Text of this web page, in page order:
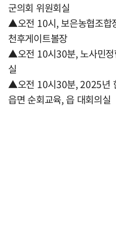
군의회 위원회실
▲오전 10시, 보은농협조합
천후게이트볼장
▲오전 10시30분, 노사민정
실
▲오전 10시30분, 2025년
읍면 순회교육, 읍 대회의실